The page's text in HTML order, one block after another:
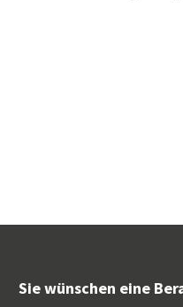
Sie wünschen eine